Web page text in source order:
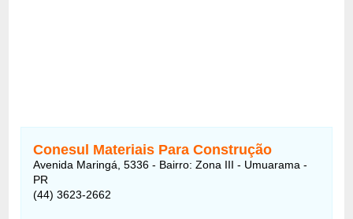
Conesul Materiais Para Construção
Avenida Maringá, 5336 - Bairro: Zona III - Umuarama -
PR
(44) 3623-2662